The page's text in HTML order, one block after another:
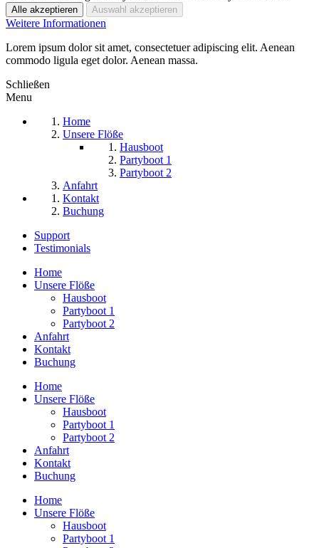
Weitere Informationen
Lorem ipsum dolor sit amet, consectetuer adipiscing elit. Aenean
commodo ligula eget dolor. Aenean massa.
Schließen
Menu
Home
Unsere Flöße
Hausboot
Partyboot 1
Partyboot 2
Anfahrt
Kontakt
Buchung
Support
Testimonials
Home
Unsere Flöße
Hausboot
Partyboot 1
Partyboot 2
Anfahrt
Kontakt
Buchung
Home
Unsere Flöße
Hausboot
Partyboot 1
Partyboot 2
Anfahrt
Kontakt
Buchung
Home
Unsere Flöße
Hausboot
Partyboot 1